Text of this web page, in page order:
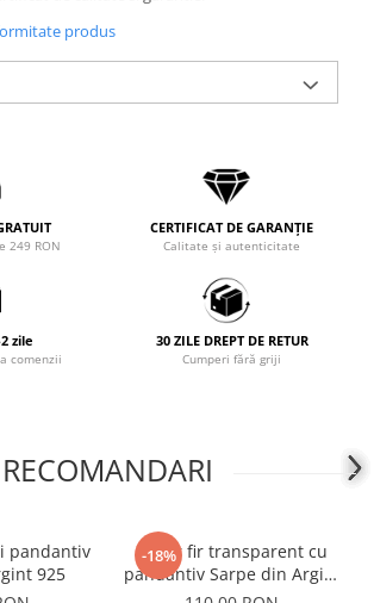
Aur
Argint
produs
249 RON
CERTIFICAT DE GARANȚIE
Calitate și autenticitate
zile
comenzii
30 ZILE DREPT DE RETUR
Cumperi fără griji
RECOMANDARI
pandantiv
925
-18%
Colier fir transparent cu
pandantiv Sarpe din Argint
925